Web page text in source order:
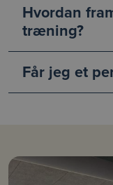
Hvordan
træning?
Får jeg et